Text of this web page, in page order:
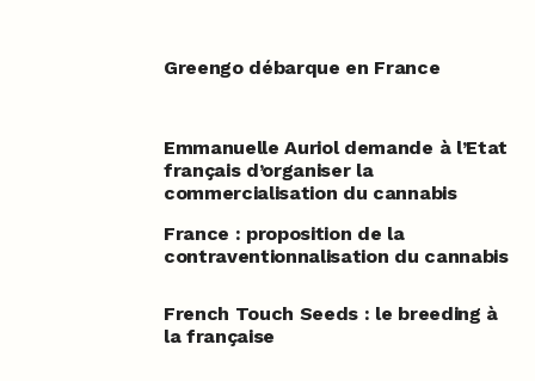
Greengo débarque en France
Emmanuelle Auriol demande à l’Etat
français d’organiser la
commercialisation du cannabis
France : proposition de la
contraventionnalisation du cannabis
French Touch Seeds : le breeding à
la française